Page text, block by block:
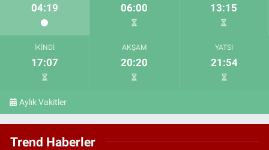
04:19 06:00 13:15
İKINDI
17:07
AKŞAM
20:20
YATSI
21:54
Aylık Vakitler
Trend Haberler